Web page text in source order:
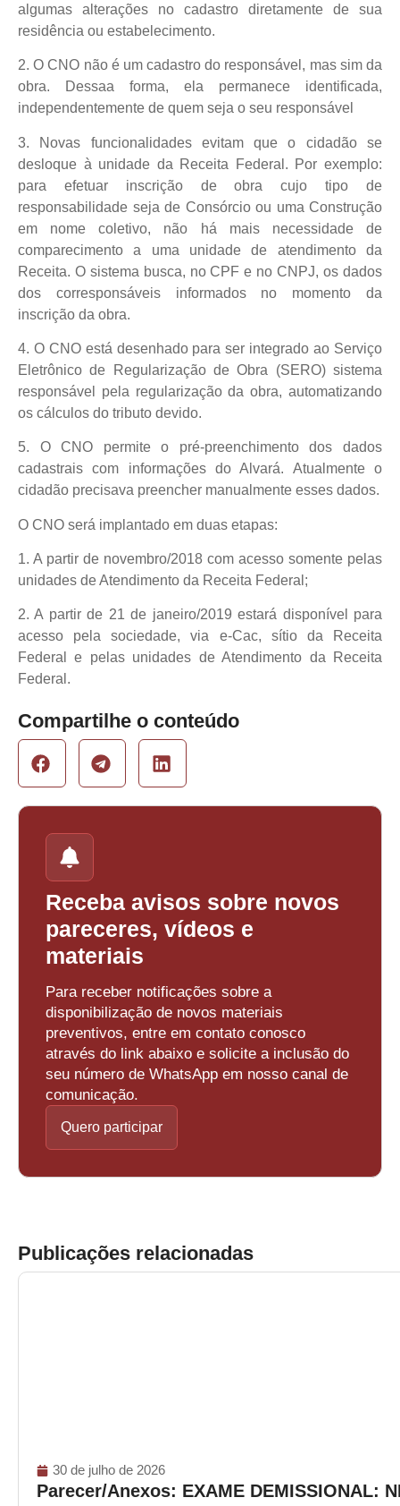
algumas alterações no cadastro diretamente de sua
residência ou estabelecimento.
2. O CNO não é um cadastro do responsável, mas sim da
obra. Dessaa forma, ela permanece identificada,
independentemente de quem seja o seu responsável
3. Novas funcionalidades evitam que o cidadão se
desloque à unidade da Receita Federal. Por exemplo:
para efetuar inscrição de obra cujo tipo de
responsabilidade seja de Consórcio ou uma Construção
em nome coletivo, não há mais necessidade de
comparecimento a uma unidade de atendimento da
Receita. O sistema busca, no CPF e no CNPJ, os dados
dos corresponsáveis informados no momento da
inscrição da obra.
4. O CNO está desenhado para ser integrado ao Serviço
Eletrônico de Regularização de Obra (SERO) sistema
responsável pela regularização da obra, automatizando
os cálculos do tributo devido.
5. O CNO permite o pré-preenchimento dos dados
cadastrais com informações do Alvará. Atualmente o
cidadão precisava preencher manualmente esses dados.
O CNO será implantado em duas etapas:
1. A partir de novembro/2018 com acesso somente pelas
unidades de Atendimento da Receita Federal;
2. A partir de 21 de janeiro/2019 estará disponível para
acesso pela sociedade, via e-Cac, sítio da Receita
Federal e pelas unidades de Atendimento da Receita
Federal.
Compartilhe o conteúdo
Receba avisos sobre novos
pareceres, vídeos e
materiais
Para receber notificações sobre a
disponibilização de novos materiais
preventivos, entre em contato conosco
através do link abaixo e solicite a inclusão do
seu número de WhatsApp em nosso canal de
comunicação.
Quero participar
Publicações relacionadas
30 de julho de 2026
Parecer/Anexos: EXAME DEMISSIONAL: